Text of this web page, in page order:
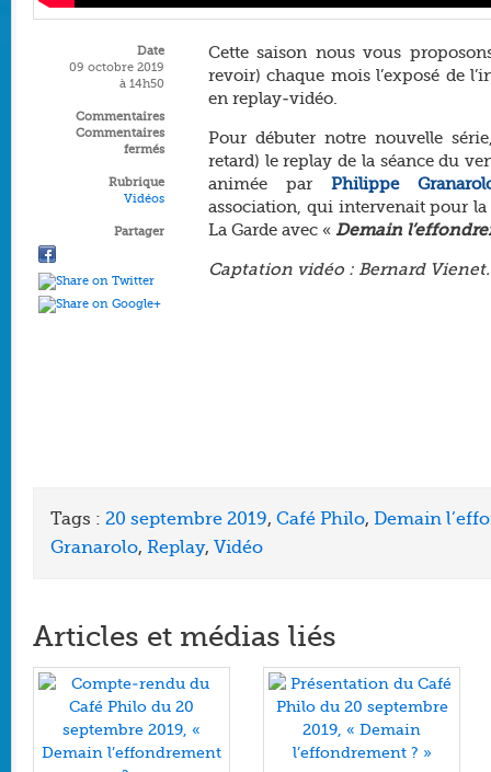
Date
09 octobre 2019
à 14h50
Commentaires
Commentaires
fermés
Rubrique
Vidéos
Partager
Cette saison nous vous
revoir) chaque mois l’exposé de
en replay-vidéo.
Pour débuter notre nouvelle
retard) le replay de la séance du
animée par Philippe
association, qui intervenait pour la
La Garde avec « Demain
Captation vidéo : Bernard Vienet.
Tags : 20 septembre 2019, Café Philo, Demain
Granarolo, Replay, Vidéo
Articles et médias liés